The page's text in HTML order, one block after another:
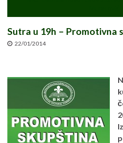
Sutra u 19h – Promotivna
22/01/2014